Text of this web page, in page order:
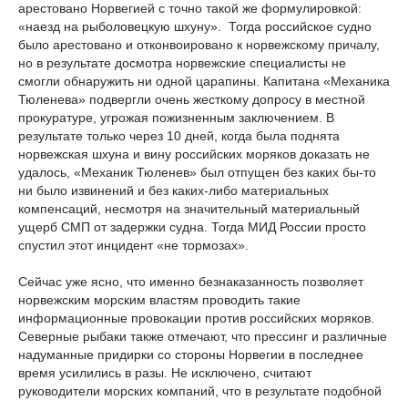
арестовано Норвегией с точно такой же формулировкой:
«наезд на рыболовецкую шхуну». Тогда российское судно
было арестовано и отконвоировано к норвежскому причалу,
но в результате досмотра норвежские специалисты не
смогли обнаружить ни одной царапины. Капитана «Механика
Тюленева» подвергли очень жесткому допросу в местной
прокуратуре, угрожая пожизненным заключением. В
результате только через 10 дней, когда была поднята
норвежская шхуна и вину российских моряков доказать не
удалось, «Механик Тюленев» был отпущен без каких бы-то
ни было извинений и без каких-либо материальных
компенсаций, несмотря на значительный материальный
ущерб СМП от задержки судна. Тогда МИД России просто
спустил этот инцидент «не тормозах».
Сейчас уже ясно, что именно безнаказанность позволяет
норвежским морским властям проводить такие
информационные провокации против российских моряков.
Северные рыбаки также отмечают, что прессинг и различные
надуманные придирки со стороны Норвегии в последнее
время усилились в разы. Не исключено, считают
руководители морских компаний, что в результате подобной